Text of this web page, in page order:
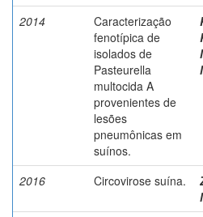
2014
Caracterização
fenotípica de
isolados de
Pasteurella
multocida A
provenientes de
lesões
pneumônicas em
suínos.
2016 Circovirose suína.